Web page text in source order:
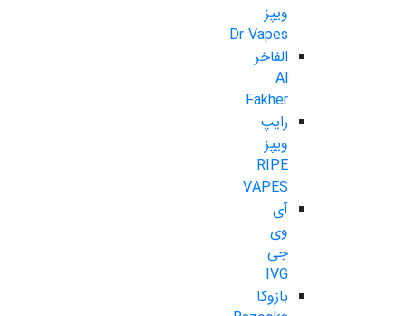
ویپز
Dr.Vapes
الفاخر
Al
Fakher
رایپ
ویپز
RIPE
VAPES
آی
وی
جی
IVG
بازوکا